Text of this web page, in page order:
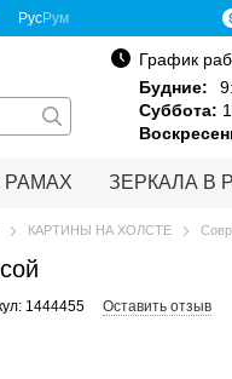
РусРум
График
Будние:
Суббота:
РАМАХ ЗЕРКАЛА В
КАРТИНЫ НА ХОЛСТЕ
1444455 Оставить отзыв